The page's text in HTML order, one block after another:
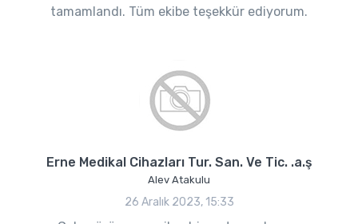
tamamlandı. Tüm ekibe teşekkür ediyorum.
Erne Medikal Cihazları Tur. San. Ve Tic. .a.ş
Alev Atakulu
26 Aralık 2023, 15:33